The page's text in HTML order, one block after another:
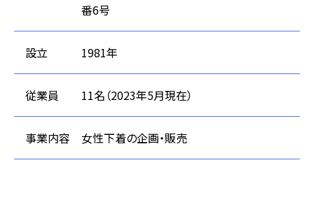
番6号
設立 1981年
従業員 11名（2023年5月現在）
事業内容 女性下着の企画・販売